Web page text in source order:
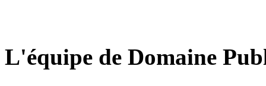
L'équipe de Domaine